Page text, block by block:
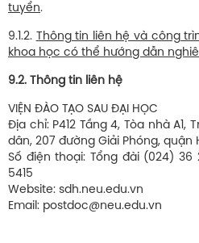
tuyển.
9.1.2. Thông tin liên hệ và công
khoa học có thể hướng dẫn
9.2. Thông tin liên hệ
VIỆN ĐÀO TẠO SAU ĐẠI HỌC
Địa chỉ: P412 Tầng 4, Tòa nhà A1,
dân, 207 đường Giải Phóng, quận
Số điện thoại: Tổng đài (024) 36
5415
Website: sdh.neu.edu.vn
Email: postdoc@neu.edu.vn